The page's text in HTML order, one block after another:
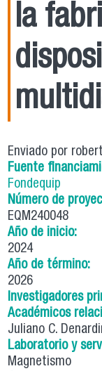
la
Enviado por
Fuente
Fondequip
Número de
EQM240048
Año de inicio:
2024
Año de término:
2026
Investigadores
Académicos
Juliano C.
Laboratorio y
Magnetismo